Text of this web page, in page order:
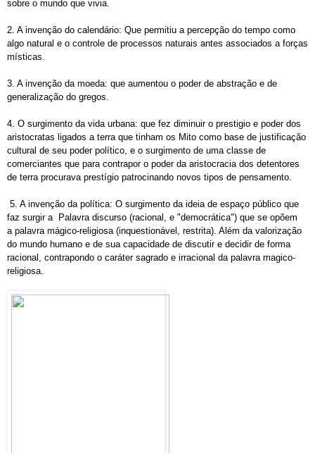
sobre o mundo que vivia.
2. A invenção do calendário: Que permitiu a percepção do tempo como
algo natural e o controle de processos naturais antes associados a forças
místicas.
3. A invenção da moeda: que aumentou o poder de abstração e de
generalização do gregos.
4. O surgimento da vida urbana: que fez diminuir o prestigio e poder dos
aristocratas ligados a terra que tinham os Mito como base de justificação
cultural de seu poder político, e o surgimento de uma classe de
comerciantes que para contrapor o poder da aristocracia dos detentores
de terra procurava prestígio patrocinando novos tipos de pensamento.
5. A invenção da política: O surgimento da ideia de espaço público que
faz surgir a
Palavra discurso (racional, e "democrática") que se opõem
a palavra mágico-religiosa (inquestionável, restrita). Além da valorização
do mundo humano e de sua capacidade de discutir e decidir de forma
racional, contrapondo o caráter sagrado e irracional da palavra magico-
religiosa.